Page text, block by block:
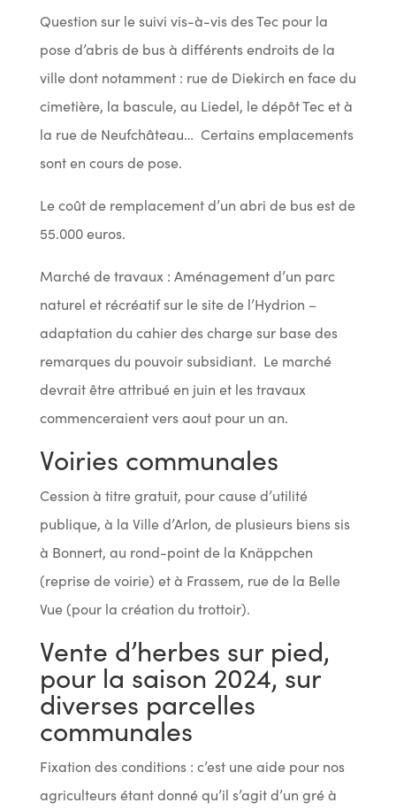
Question sur le suivi vis-à-vis des Tec pour la
pose d’abris de bus à différents endroits de la
ville dont notamment : rue de Diekirch en face du
cimetière, la bascule, au Liedel, le dépôt Tec et à
la rue de Neufchâteau… Certains emplacements
sont en cours de pose.
Le coût de remplacement d’un abri de bus est de
55.000 euros.
Marché de travaux : Aménagement d’un parc
naturel et récréatif sur le site de l’Hydrion –
adaptation du cahier des charge sur base des
remarques du pouvoir subsidiant. Le marché
devrait être attribué en juin et les travaux
commenceraient vers aout pour un an.
Voiries communales
Cession à titre gratuit, pour cause d’utilité
publique, à la Ville d’Arlon, de plusieurs biens sis
à Bonnert, au rond-point de la Knäppchen
(reprise de voirie) et à Frassem, rue de la Belle
Vue (pour la création du trottoir).
Vente d’herbes sur pied,
pour la saison 2024, sur
diverses parcelles
communales
Fixation des conditions : c’est une aide pour nos
agriculteurs étant donné qu’il s’agit d’un gré à